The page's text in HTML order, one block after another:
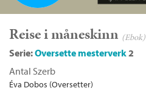
Reise i måneskinn (Ebok)
Serie:Oversette mesterverk2
Antal Szerb
Éva Dobos (Oversetter)